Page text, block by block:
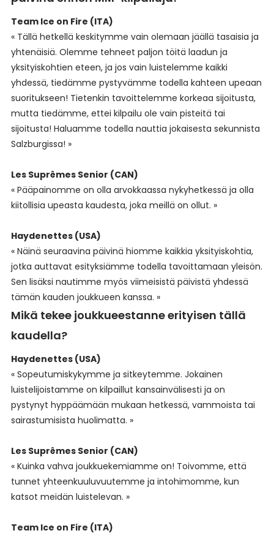
Team Ice on Fire (ITA)
« Tällä hetkellä keskitymme vain olemaan jäällä tasaisia ja
yhtenäisiä. Olemme tehneet paljon töitä laadun ja
yksityiskohtien eteen, ja jos vain luistelemme kaikki
yhdessä, tiedämme pystyvämme todella kahteen upeaan
suoritukseen! Tietenkin tavoittelemme korkeaa sijoitusta,
mutta tiedämme, ettei kilpailu ole vain pisteitä tai
sijoitusta! Haluamme todella nauttia jokaisesta sekunnista
Salzburgissa! »
Les Suprêmes Senior (CAN)
« Pääpainomme on olla arvokkaassa nykyhetkessä ja olla
kiitollisia upeasta kaudesta, joka meillä on ollut. »
Haydenettes (USA)
« Näinä seuraavina päivinä hiomme kaikkia yksityiskohtia,
jotka auttavat esityksiämme todella tavoittamaan yleisön.
Sen lisäksi nautimme myös viimeisistä päivistä yhdessä
tämän kauden joukkueen kanssa. »
Mikä tekee joukkueestanne erityisen tällä
kaudella?
Haydenettes (USA)
« Sopeutumiskykymme ja sitkeytemme. Jokainen
luistelijoistamme on kilpaillut kansainvälisesti ja on
pystynyt hyppäämään mukaan hetkessä, vammoista tai
sairastumisista huolimatta. »
Les Suprêmes Senior (CAN)
« Kuinka vahva joukkuekemiamme on! Toivomme, että
tunnet yhteenkuuluvuutemme ja intohimomme, kun
katsot meidän luistelevan. »
Team Ice on Fire (ITA)